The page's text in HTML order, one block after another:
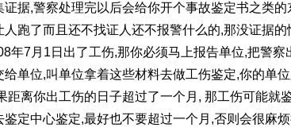
证据,警察处理完以后会给你开个事故鉴定书之类的
跑了而且还不找证人还不报警什么的,那没证据的
年7月 1 日出了工伤,那你必须马上报告单位,把警察
给单位,叫单位拿着这些材料去做工伤鉴定,你的单
距离你出工伤的日子超过了一个月 , 那工伤可能就
鉴定中心鉴定,最好也不要超过一个月 ,否则会很麻烦